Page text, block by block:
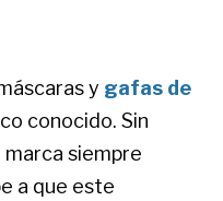
y gafas de
conocido. Sin
siempre
a que este